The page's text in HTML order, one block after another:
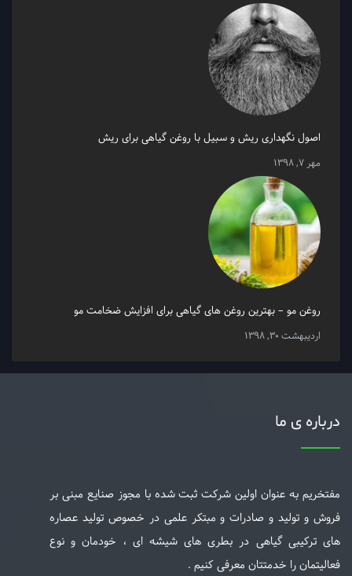
اصول نگهداری ریش و سبیل با روغن گیاهی برای ریش
مهر 7, 1398
روغن مو – بهترین روغن های گیاهی برای افزایش ضخامت مو
اردیبهشت 30, 1398
درباره ی ما
مفتخریم به عنوان اولین شرکت ثبت شده با مجوز صنایع مبنی بر
فروش و تولید و صادرات و مبتکر علمی در خصوص تولید عصاره
های ترکیبی گیاهی در بطری های شیشه ای ، خودمان و نوع
فعالیتمان را خدمتتان معرفی کنیم .